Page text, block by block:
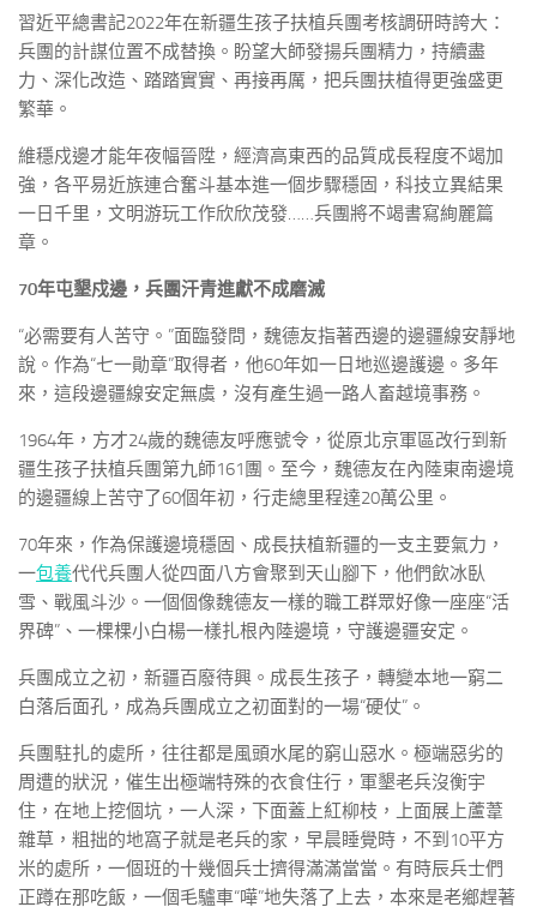
習近平總書記2022年在新疆生孩子扶植兵團考核調研時誇大：
兵團的計謀位置不成替換。盼望大師發揚兵團精力，持續盡
力、深化改造、踏踏實實、再接再厲，把兵團扶植得更強盛更
繁華。
維穩戍邊才能年夜幅晉陞，經濟高東西的品質成長程度不竭加
強，各平易近族連合奮斗基本進一個步驟穩固，科技立異結果
一日千里，文明游玩工作欣欣茂發……兵團將不竭書寫絢麗篇
章。
70年屯墾戍邊，兵團汗青進獻不成磨滅
“必需要有人苦守。”面臨發問，魏德友指著西邊的邊疆線安靜地
說。作為“七一勛章”取得者，他60年如一日地巡邊護邊。多年
來，這段邊疆線安定無虞，沒有產生過一路人畜越境事務。
1964年，方才24歲的魏德友呼應號令，從原北京軍區改行到新
疆生孩子扶植兵團第九師161團。至今，魏德友在內陸東南邊境
的邊疆線上苦守了60個年初，行走總里程達20萬公里。
70年來，作為保護邊境穩固、成長扶植新疆的一支主要氣力，
一包養代代兵團人從四面八方會聚到天山腳下，他們飲冰臥
雪、戰風斗沙。一個個像魏德友一樣的職工群眾好像一座座“活
界碑”、一棵棵小白楊一樣扎根內陸邊境，守護邊疆安定。
兵團成立之初，新疆百廢待興。成長生孩子，轉變本地一窮二
白落后面孔，成為兵團成立之初面對的一場“硬仗”。
兵團駐扎的處所，往往都是風頭水尾的窮山惡水。極端惡劣的
周遭的狀況，催生出極端特殊的衣食住行，軍墾老兵沒衡宇
住，在地上挖個坑，一人深，下面蓋上紅柳枝，上面展上蘆葦
雜草，粗拙的地窩子就是老兵的家，早晨睡覺時，不到10平方
米的處所，一個班的十幾個兵士擠得滿滿當當。有時辰兵士們
正蹲在那吃飯，一個毛驢車“嘩”地失落了上去，本來是老鄉趕著